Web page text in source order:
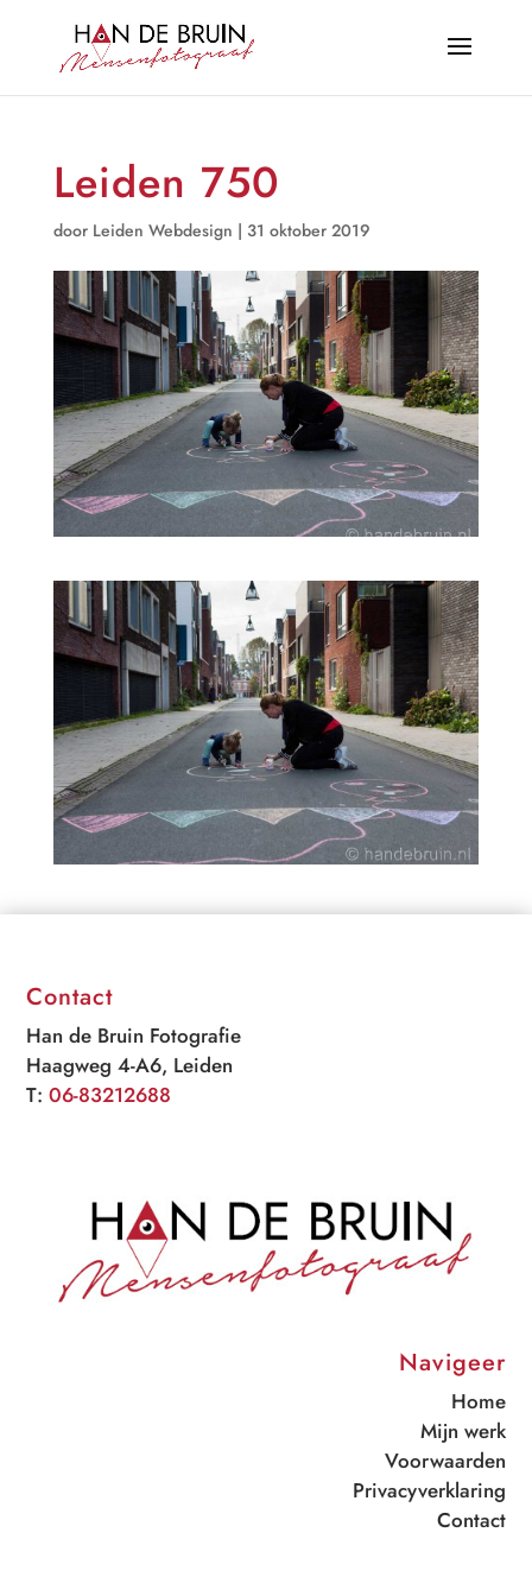
Leiden 750
door Leiden Webdesign | 31 oktober 2019
Contact
Han de Bruin Fotografie
Haagweg 4-A6, Leiden
T:06-83212688
Navigeer
Home
Mijn werk
Voorwaarden
Privacyverklaring
Contact